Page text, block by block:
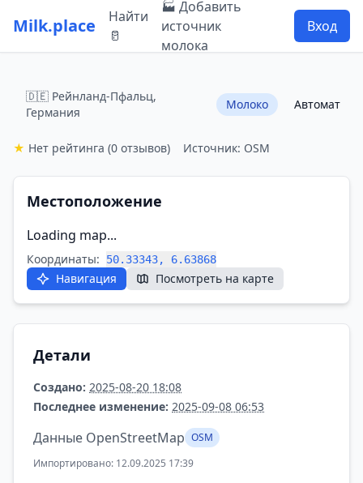
Milk.place
Найти
🥛
🏭 Добавить
источник
молока
Вход
🇩🇪 Рейнланд-Пфальц,
Германия
Молоко Автомат
★ Нет рейтинга (0 отзывов) Источник: OSM
Местоположение
Loading map...
Координаты: 50.33343, 6.63868
Навигация Посмотреть на карте
Детали
Создано: 2025-08-20 18:08
Последнее изменение: 2025-09-08 06:53
Данные OpenStreetMap OSM
Импортировано: 12.09.2025 17:39